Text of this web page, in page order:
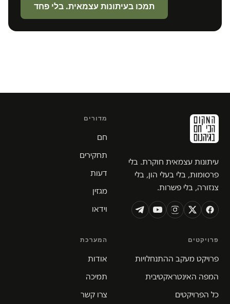
תמכו בעיתונות עצמאית. בלי פחד
עיתונות עצמאית חוקרת. בלי
פרסומות, בלי בעלי הון, בלי
צנזורה, בלי פשרות.
מדורים
חם
תחקירים
דעות
מגזין
וידאו
פרויקטים
פרויקט מעקב ההתנחלויות
המפה האינטראקטיבית
כל הפרויקטים
המערכת
אודות
תמיכה
צרו קשר